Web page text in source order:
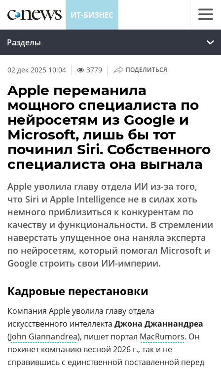
ИТ-БИЗНЕС
Разделы
02 дек 2025 10:04 3779 | ПОДЕЛИТЬСЯ
Apple переманила
мощного специалиста по
нейросетям из Google и
Microsoft, лишь бы тот
починил Siri. Собственного
специалиста она выгнала
Apple уволила главу отдела ИИ из-за того,
что Siri и Apple Intelligence не в силах хоть
немного приблизиться к конкурентам по
качеству и функциональности. В стремлении
наверстать упущенное она наняла эксперта
по нейросетям, который помогал Microsoft и
Google строить свои ИИ-империи.
Кадровые перестановки
Компания Appleуволила главу отдела
искусственного интеллекта Джона Джаннандреа
(John Giannandrea), пишет портал MacRumors. Он
покинет компанию весной 2026 г., так и не
справившись с единственной поставленной перед